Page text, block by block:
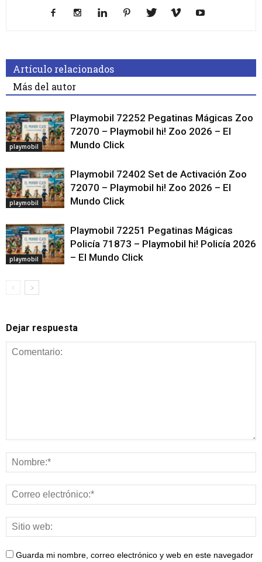
Artículo relacionados
Más del autor
playmobil
Playmobil 72252 Pegatinas Mágicas Zoo
72070 – Playmobil hi! Zoo 2026 – El
Mundo Click
playmobil
Playmobil 72402 Set de Activación Zoo
72070 – Playmobil hi! Zoo 2026 – El
Mundo Click
playmobil
Playmobil 72251 Pegatinas Mágicas
Policía 71873 – Playmobil hi! Policía 2026
– El Mundo Click
Dejar respuesta
Guarda mi nombre, correo electrónico y web en este navegador